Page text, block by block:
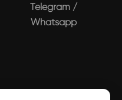
Telegram /
Whatsapp